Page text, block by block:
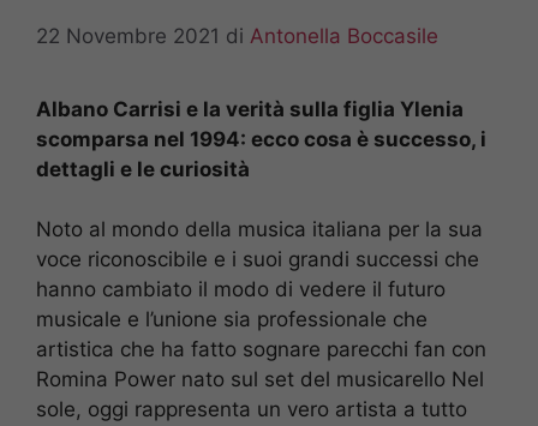
22 Novembre 2021 di Antonella Boccasile
Albano Carrisi e la verità sulla figlia Ylenia
scomparsa nel 1994: ecco cosa è successo, i
dettagli e le curiosità
Noto al mondo della musica italiana per la sua
voce riconoscibile e i suoi grandi successi che
hanno cambiato il modo di vedere il futuro
musicale e l’unione sia professionale che
artistica che ha fatto sognare parecchi fan con
Romina Power nato sul set del musicarello Nel
sole, oggi rappresenta un vero artista a tutto